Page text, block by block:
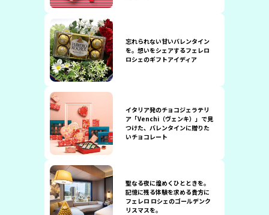
忘れられない甘いバレンタイン
を。想いをシェアするフェレロ
ロシェのギフトアイディア
イタリア発のチョコジェラテリ
ア「Venchi（ヴェンキ）」で見
つけた、バレンタインに贈りた
いチョコレート
聖なる夜に煌めくひとときを。
記憶に残る体験を求める貴方に
フェレロ ロシェのゴールデンク
リスマスを。